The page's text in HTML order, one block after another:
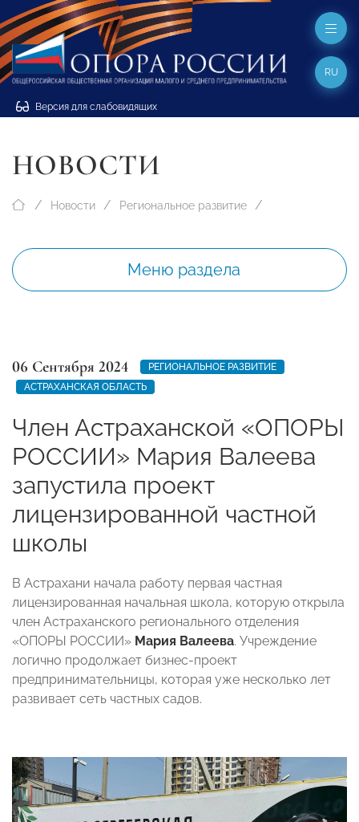
Версия для слабовидящих
RU
НОВОСТИ
Новости Региональное развитие
Меню раздела
06 Сентября 2024
РЕГИОНАЛЬНОЕ РАЗВИТИЕ
АСТРАХАНСКАЯ ОБЛАСТЬ
Член Астраханской «ОПОРЫ
РОССИИ» Мария Валеева
запустила проект
лицензированной частной
школы
В Астрахани начала работу первая частная
лицензированная начальная школа, которую открыла
член Астраханского регионального отделения
«ОПОРЫ РОССИИ» Мария Валеева. Учреждение
логично продолжает бизнес-проект
предпринимательницы, которая уже несколько лет
развивает сеть частных садов.